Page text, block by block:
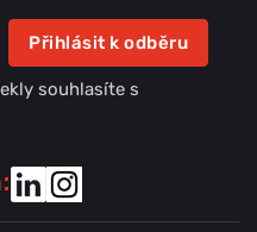
Přihlásit k odběru
souhlasíte s